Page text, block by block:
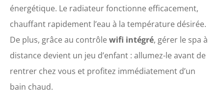
énergétique. Le radiateur fonctionne efficacement,
chauffant rapidement l’eau à la température désirée.
De plus, grâce au contrôlewifi intégré, gérer le spa à
distance devient un jeu d’enfant : allumez-le avant de
rentrer chez vous et profitez immédiatement d’un
bain chaud.